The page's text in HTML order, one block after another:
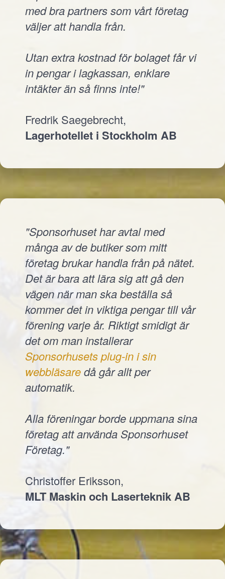
med bra partners som vårt företag
väljer att handla från.
Utan extra kostnad för bolaget får vi
in pengar i lagkassan, enklare
intäkter än så finns inte!"
Fredrik Saegebrecht,
Lagerhotellet i Stockholm AB
"Sponsorhuset har avtal med
många av de butiker som mitt
företag brukar handla från på nätet.
Det är bara att lära sig att gå den
vägen när man ska beställa så
kommer det in viktiga pengar till vår
förening varje år. Riktigt smidigt är
det om man installerar
Sponsorhusets plug-in i sin
webbläsaredå går allt per
automatik.
Alla föreningar borde uppmana sina
företag att använda Sponsorhuset
Företag."
Christoffer Eriksson,
MLT Maskin och Laserteknik AB